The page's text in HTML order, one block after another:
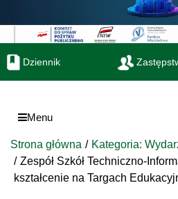
Dziennik
Menu
Strona główna
Kategoria:
Zespół Szkół Techniczno-
kształcenie na Targach